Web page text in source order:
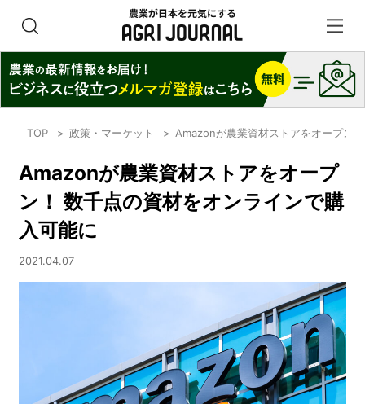
TOP 政策・マーケット Amazonが農業資材ストアをオープン
Amazonが農業資材ストアをオープ
ン！ 数千点の資材をオンラインで購
入可能に
2021.04.07